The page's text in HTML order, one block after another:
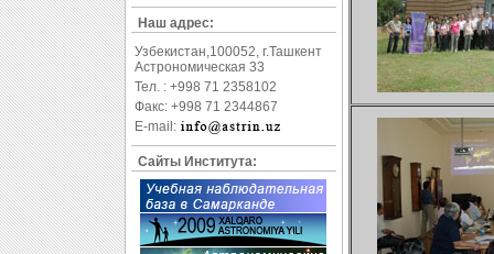
Наш адрес:
Узбекистан,100052, г.Ташкент
Астрономическая 33
Тел. : +998 71 2358102
Факс: +998 71 2344867
E-mail:
Сайты Института: